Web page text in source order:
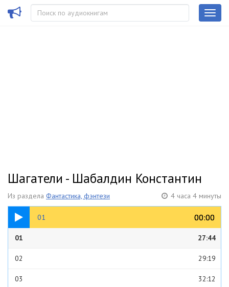
Шагатели - Шабалдин Константин
Из раздела Фантастика, фэнтези 4 часа 4 минуты
01 00:00
00:00
27:44
01 27:44
02 29:19
03 32:12